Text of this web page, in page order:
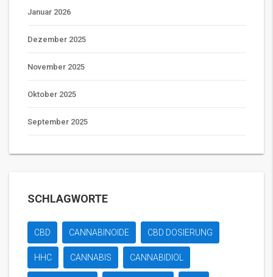
Januar 2026
Dezember 2025
November 2025
Oktober 2025
September 2025
SCHLAGWORTE
CBD CANNABINOIDE CBD DOSIERUNG
HHC CANNABIS CANNABIDIOL